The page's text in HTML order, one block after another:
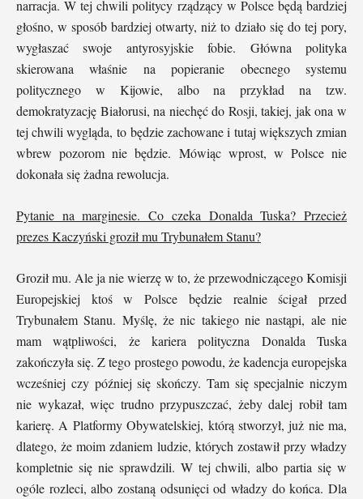
narracja. W tej chwili politycy rządzący w Polsce będą bardziej
głośno, w sposób bardziej otwarty, niż to działo się do tej pory,
wygłaszać swoje antyrosyjskie fobie. Główna polityka
skierowana właśnie na popieranie obecnego systemu
politycznego w Kijowie, albo na przykład na tzw.
demokratyzację Białorusi, na niechęć do Rosji, takiej, jak ona w
tej chwili wygląda, to będzie zachowane i tutaj większych zmian
wbrew pozorom nie będzie. Mówiąc wprost, w Polsce nie
dokonała się żadna rewolucja.
Pytanie na marginesie. Co czeka Donalda Tuska? Przecież
prezes Kaczyński groził mu Trybunałem Stanu?
Groził mu. Ale ja nie wierzę w to, że przewodniczącego Komisji
Europejskiej ktoś w Polsce będzie realnie ścigał przed
Trybunałem Stanu. Myślę, że nic takiego nie nastąpi, ale nie
mam wątpliwości, że kariera polityczna Donalda Tuska
zakończyła się. Z tego prostego powodu, że kadencja europejska
wcześniej czy później się skończy. Tam się specjalnie niczym
nie wykazał, więc trudno przypuszczać, żeby dalej robił tam
karierę. A Platformy Obywatelskiej, którą stworzył, już nie ma,
dlatego, że moim zdaniem ludzie, których zostawił przy władzy
kompletnie się nie sprawdzili. W tej chwili, albo partia się w
ogóle rozleci, albo zostaną odsunięci od władzy do końca. Dla